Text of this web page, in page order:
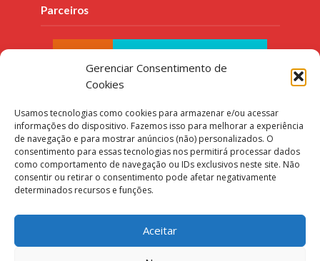
Gerenciar Consentimento de
Cookies
Usamos tecnologias como cookies para armazenar e/ou acessar
informações do dispositivo. Fazemos isso para melhorar a experiência
de navegação e para mostrar anúncios (não) personalizados. O
consentimento para essas tecnologias nos permitirá processar dados
como comportamento de navegação ou IDs exclusivos neste site. Não
consentir ou retirar o consentimento pode afetar negativamente
determinados recursos e funções.
Aceitar
Parceiros